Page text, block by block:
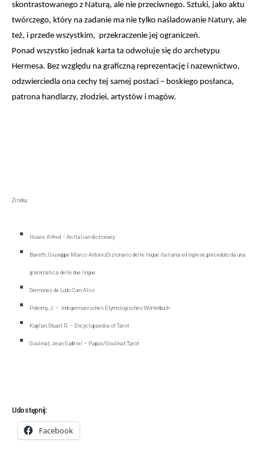
skontrastowanego z Naturą, ale nie przeciwnego. Sztuki, jako aktu
twórczego, który na zadanie ma nie tylko naśladowanie Natury, ale
też, i przede wszystkim,  przekraczenie jej ograniczeń.
Ponad wszystko jednak karta ta odwołuje się do archetypu
Hermesa. Bez względu na graficzną reprezentację i nazewnictwo,
odzwierciedla ona cechy tej samej postaci – boskiego posłanca,
patrona handlarzy, złodziei, artystów i magów.
Źródła:
Hoare, Alfred – An Italian dictionary
Baretti, Giuseppe Marco AntonioDizionario delle lingue italiana ed inglese, preceduto da una
grammatica delle due lingue
Sermones de Ludo Cum Aliis
Pokorny, J. – Indogermanisches Etymologisches Wörterbuch
Kaplan, Stuart R. – Encyclopaedia of Tarot
Goulinat, Jean Gabriel – Papus/Goulinat Tarot
Udostępnij:
Facebook